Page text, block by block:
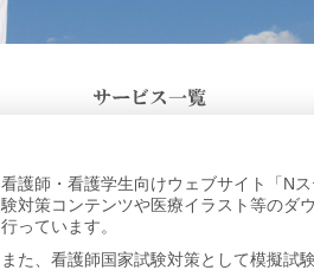
看護師・看護学生向けウェブサイト「N
験対策コンテンツや医療イラスト等のダ
行っています。
また、看護師国家試験対策として模擬試